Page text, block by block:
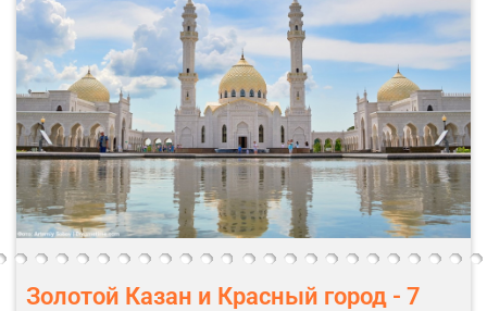
Золотой Казан и Красный город - 7